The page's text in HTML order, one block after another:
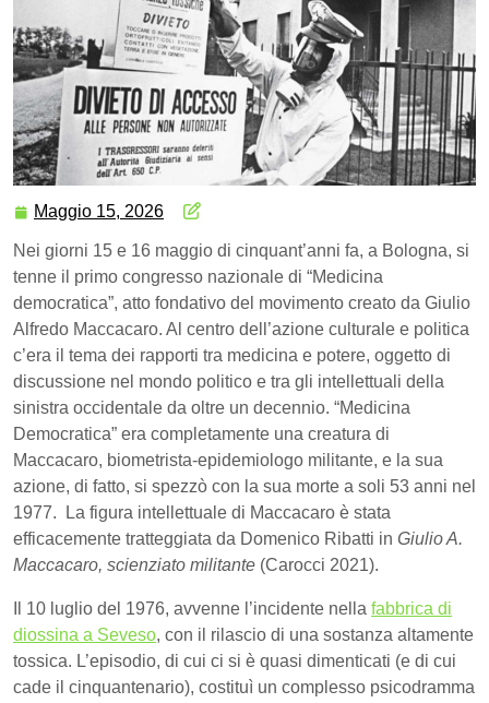
Maggio 15, 2026
Nei giorni 15 e 16 maggio di cinquant’anni fa, a Bologna, si
tenne il primo congresso nazionale di “Medicina
democratica”, atto fondativo del movimento creato da Giulio
Alfredo Maccacaro. Al centro dell’azione culturale e politica
c’era il tema dei rapporti tra medicina e potere, oggetto di
discussione nel mondo politico e tra gli intellettuali della
sinistra occidentale da oltre un decennio. “Medicina
Democratica” era completamente una creatura di
Maccacaro, biometrista-epidemiologo militante, e la sua
azione, di fatto, si spezzò con la sua morte a soli 53 anni nel
1977. La figura intellettuale di Maccacaro è stata
efficacemente tratteggiata da Domenico Ribatti in Giulio A.
Maccacaro, scienziato militante (Carocci 2021).
Il 10 luglio del 1976, avvenne l’incidente nella fabbrica di
diossina a Seveso, con il rilascio di una sostanza altamente
tossica. L’episodio, di cui ci si è quasi dimenticati (e di cui
cade il cinquantenario), costituì un complesso psicodramma